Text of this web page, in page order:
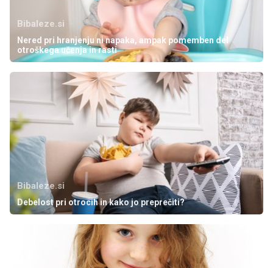
Bibaleze.si
Nered pri hranjenju ni napaka, ampak pomemben del
otroškega učenja in rasti
Bibaleze.si
Debelost pri otrocih in kako jo preprečiti?